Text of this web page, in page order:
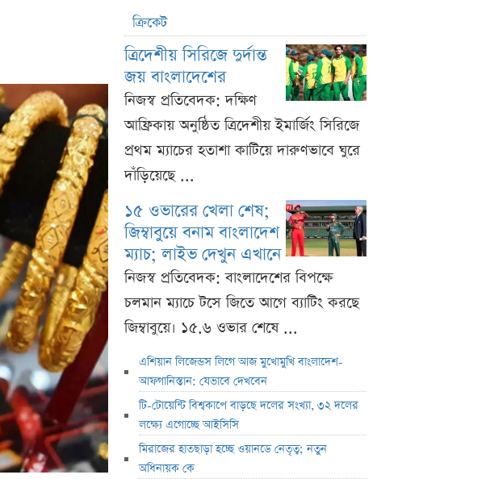
ক্রিকেট
ত্রিদেশীয় সিরিজে দুর্দান্ত
জয় বাংলাদেশের
নিজস্ব প্রতিবেদক: দক্ষিণ
আফ্রিকায় অনুষ্ঠিত ত্রিদেশীয় ইমার্জিং সিরিজে
প্রথম ম্যাচের হতাশা কাটিয়ে দারুণভাবে ঘুরে
দাঁড়িয়েছে ...
১৫ ওভারের খেলা শেষ;
জিম্বাবুয়ে বনাম বাংলাদেশ
ম্যাচ; লাইভ দেখুন এখানে
নিজস্ব প্রতিবেদক: বাংলাদেশের বিপক্ষে
চলমান ম্যাচে টসে জিতে আগে ব্যাটিং করছে
জিম্বাবুয়ে। ১৫.৬ ওভার শেষে ...
এশিয়ান লিজেন্ডস লিগে আজ মুখোমুখি বাংলাদেশ-
আফগানিস্তান: যেভাবে দেখবেন
টি-টোয়েন্টি বিশ্বকাপে বাড়ছে দলের সংখ্যা, ৩২ দলের
লক্ষ্যে এগোচ্ছে আইসিসি
মিরাজের হাতছাড়া হচ্ছে ওয়ানডে নেতৃত্ব; নতুন
অধিনায়ক কে